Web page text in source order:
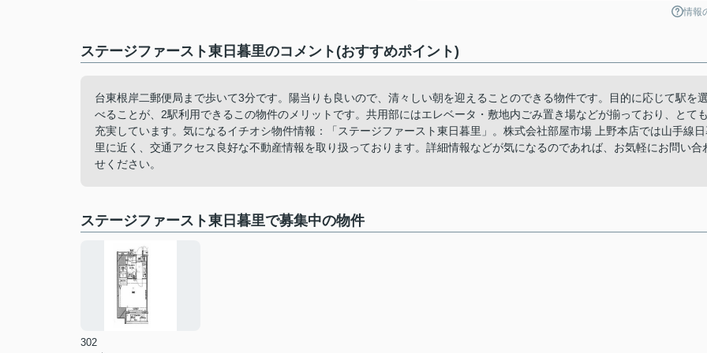
情報
ステージファースト東日暮里のコメント(おすすめポイント)
台東根岸二郵便局まで歩いて3分です。陽当りも良いので、清々しい朝を迎えることのできる物件です。目的に応じて駅を選
べることが、2駅利用できるこの物件のメリットです。共用部にはエレベータ・敷地内ごみ置き場などが揃っており、とても
充実しています。気になるイチオシ物件情報：「ステージファースト東日暮里」。株式会社部屋市場 上野本店では山手線日
里に近く、交通アクセス良好な不動産情報を取り扱っております。詳細情報などが気になるのであれば、お気軽にお問い合
せください。
ステージファースト東日暮里で募集中の物件
302